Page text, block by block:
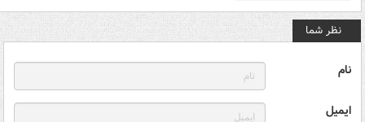
نظر شما
نام
ایمیل